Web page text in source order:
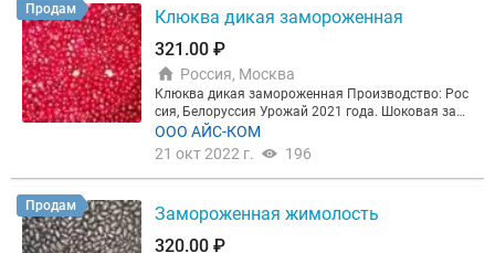
Продам
Клюква дикая замороженная
321.00 ₽
Россия, Москва
Клюква дикая замороженная Производство: Рос
сия, Белоруссия Урожай 2021 года. Шоковая зам
орозка. Электронный контроль очистки. Весовая
продукция глубокой заморозки для пищевых про
етейла и домашней кулинарии. Упаковка: коробк
10 кг. Указана цена за 1 кг. Товар в наличии на ск
ладе в Москве. Самовывоз, доставка. Размер мин
ООО АЙС-КОМ
21 окт 2022 г.
196
Продам
Замороженная жимолость
320.00 ₽